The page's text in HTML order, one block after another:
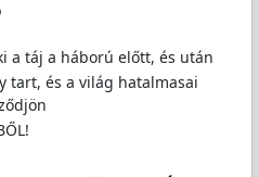
a táj a háború előtt, és után
tart, és a világ hatalmasai